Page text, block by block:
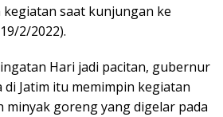
saat kunjungan ke
2/2022).
Hari jadi pacitan, gubernur
Jatim itu memimpin kegiatan
minyak goreng yang digelar pada